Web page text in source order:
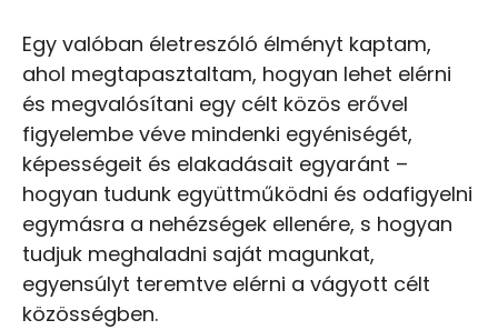
Egy valóban életreszóló élményt kaptam,
ahol megtapasztaltam, hogyan lehet elérni
és megvalósítani egy célt közös erővel
figyelembe véve mindenki egyéniségét,
képességeit és elakadásait egyaránt –
hogyan tudunk együttműködni és odafigyelni
egymásra a nehézségek ellenére, s hogyan
tudjuk meghaladni saját magunkat,
egyensúlyt teremtve elérni a vágyott célt
közösségben.